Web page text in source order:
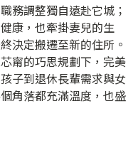
務調整獨自遠赴它城；
康，也牽掛妻兒的生
決定搬遷至新的住所。
甯的巧思規劃下，完美
子到退休長輩需求與女
角落都充滿溫度，也盛